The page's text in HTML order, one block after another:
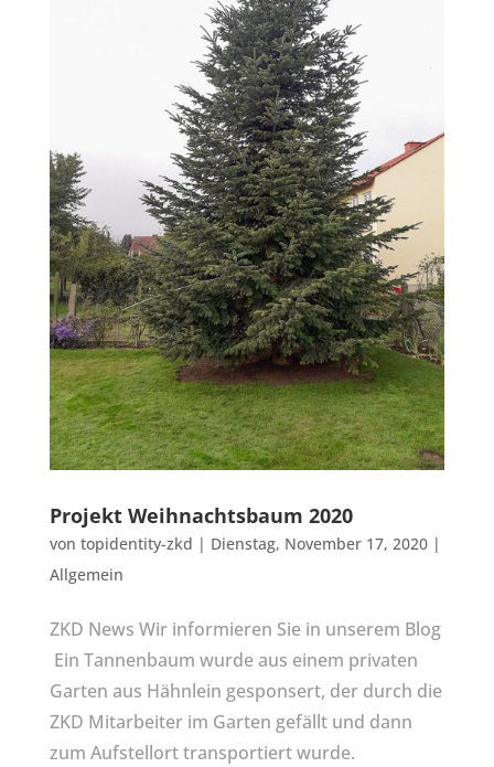
Projekt Weihnachtsbaum 2020
von topidentity-zkd | Dienstag, November 17, 2020|
Allgemein
ZKD News Wir informieren Sie in unserem Blog
Ein Tannenbaum wurde aus einem privaten
Garten aus Hähnlein gesponsert, der durch die
ZKD Mitarbeiter im Garten gefällt und dann
zum Aufstellort transportiert wurde.